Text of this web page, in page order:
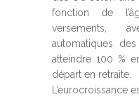
fonction de
versements,
automatiques des
atteindre 100 %
départ en retraite.
L’eurocroissance